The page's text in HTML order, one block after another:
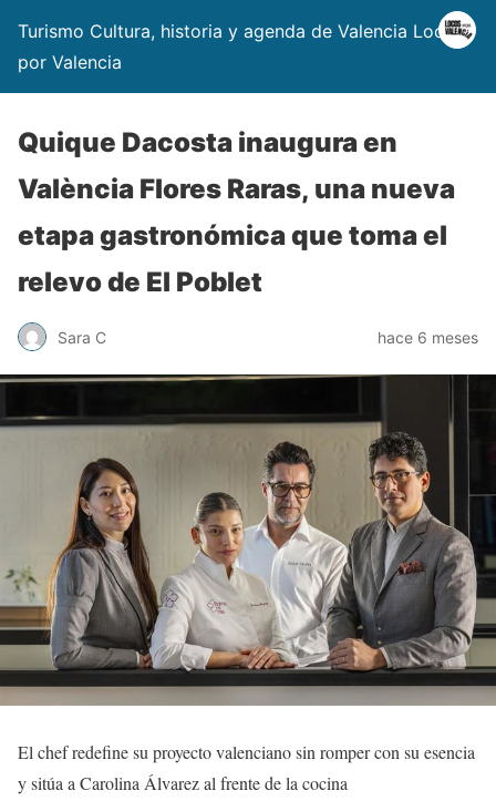
Turismo Cultura, historia y agenda de Valencia Locos
por Valencia
Quique Dacosta inaugura en
València Flores Raras, una nueva
etapa gastronómica que toma el
relevo de El Poblet
Sara C hace 6 meses
El chef redefine su proyecto valenciano sin romper con su esencia
y sitúa a Carolina Álvarez al frente de la cocina